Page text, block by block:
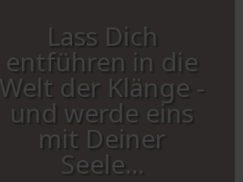
Lass Dich
entführen in die
Welt der Klänge -
und werde eins
mit Deiner
Seele...